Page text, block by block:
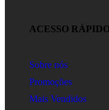
ACESSO
Sobre nós
Promoções
Mais Vendidos